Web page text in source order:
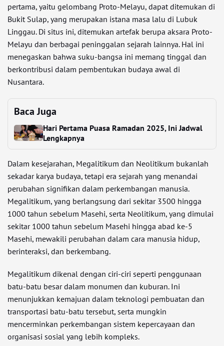
pertama, yaitu gelombang Proto-Melayu, dapat ditemukan di
Bukit Sulap, yang merupakan istana masa lalu di Lubuk
Linggau. Di situs ini, ditemukan artefak berupa aksara Proto-
Melayu dan berbagai peninggalan sejarah lainnya. Hal ini
menegaskan bahwa suku-bangsa ini memang tinggal dan
berkontribusi dalam pembentukan budaya awal di
Nusantara.
Baca Juga
Hari Pertama Puasa Ramadan 2025, Ini Jadwal
Lengkapnya
Dalam kesejarahan, Megalitikum dan Neolitikum bukanlah
sekadar karya budaya, tetapi era sejarah yang menandai
perubahan signifikan dalam perkembangan manusia.
Megalitikum, yang berlangsung dari sekitar 3500 hingga
1000 tahun sebelum Masehi, serta Neolitikum, yang dimulai
sekitar 1000 tahun sebelum Masehi hingga abad ke-5
Masehi, mewakili perubahan dalam cara manusia hidup,
berinteraksi, dan berkembang.
Megalitikum dikenal dengan ciri-ciri seperti penggunaan
batu-batu besar dalam monumen dan kuburan. Ini
menunjukkan kemajuan dalam teknologi pembuatan dan
transportasi batu-batu tersebut, serta mungkin
mencerminkan perkembangan sistem kepercayaan dan
organisasi sosial yang lebih kompleks.